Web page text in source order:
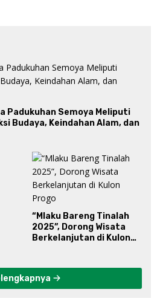
Padukuhan Semoya Meliputi
Budaya, Keindahan Alam, dan
“Mlaku Bareng Tinalah
2025”, Dorong Wisata
Berkelanjutan di Kulon